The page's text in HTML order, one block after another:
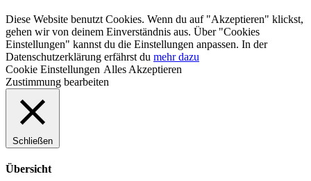
Diese Website benutzt Cookies. Wenn du auf "Akzeptieren" klickst,
gehen wir von deinem Einverständnis aus. Über "Cookies
Einstellungen" kannst du die Einstellungen anpassen. In der
Datenschutzerklärung erfährst du mehr dazu
Cookie Einstellungen Alles Akzeptieren
Zustimmung bearbeiten
Schließen
Übersicht